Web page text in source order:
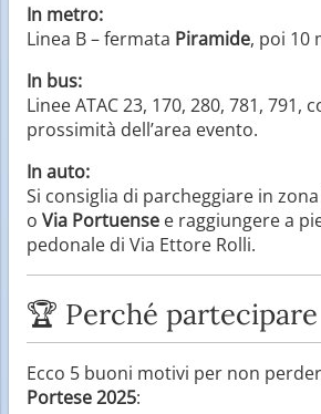
In metro:
Linea B – fermata Piramide, poi 10
In bus:
Linee ATAC 23, 170, 280, 781, 791,
prossimità dell’area evento.
In auto:
Si consiglia di parcheggiare in zona
o Via Portuense e raggiungere a
pedonale di Via Ettore Rolli.
🏆 Perché partecipare
Ecco 5 buoni motivi per non
Portese 2025: